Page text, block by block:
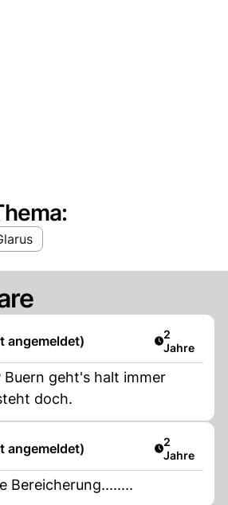
angemeldet) Artikel
2
Jahre
Buern geht's halt immer
doch.
angemeldet) Artikel
2
Jahre
Bereicherung........